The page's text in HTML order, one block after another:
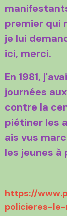
premier qui
je lui
ici, merci.
En 1981,
journées
contre la
piétiner les
ais vus
les jeunes à
https://
policieres-